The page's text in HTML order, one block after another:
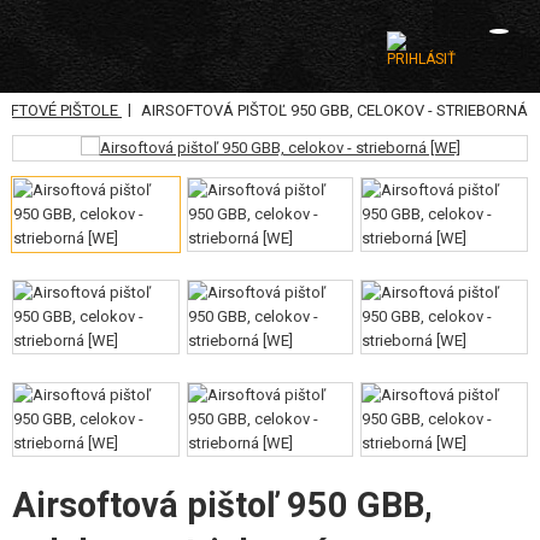
KATEGÓRIE
AIRSOFTOVÉ ZBRANE
VZDUCHOVÉ ZBRANE, PRAKY
GRANÁTOMETY, GRANÁTY
GULIČKY, PLYN
AKUMULÁTORY, NABÍJAČKY
ZÁSOBNÍKY, PLNIČKY
OKULIARE, MASKY
PIŠTOLE | AIRSOFTOVÁ PIŠTOĽ 950 GBB, CELOKOV - STRIEBORNÁ
Airsoftová pištoľ 950 GBB,